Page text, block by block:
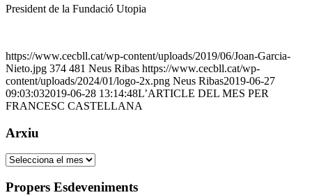
President de la Fundació Utopia
https://www.cecbll.cat/wp-content/uploads/2019/06/Joan-Garcia-
Nieto.jpg 374 481 Neus Ribas https://www.cecbll.cat/wp-
content/uploads/2024/01/logo-2x.png Neus Ribas2019-06-27
09:03:032019-06-28 13:14:48L’ARTICLE DEL MES PER
FRANCESC CASTELLANA
Arxiu
Arxiu
Propers Esdeveniments